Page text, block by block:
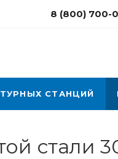
8 (800) 700-
СТАНЦИЙ
стали